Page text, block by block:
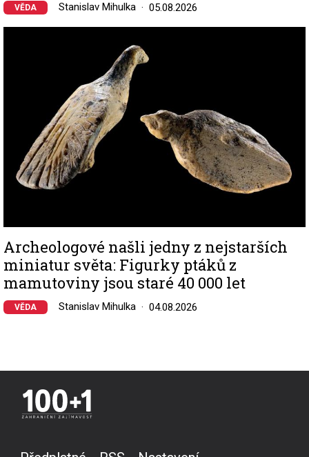
VĚDA Stanislav Mihulka 05.08.2026
Archeologové našli jedny z nejstarších
miniatur světa: Figurky ptáků z
mamutoviny jsou staré 40 000 let
VĚDA Stanislav Mihulka 04.08.2026